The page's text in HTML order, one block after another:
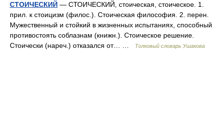
СТОИЧЕСКИЙ — СТОИЧЕСКИЙ, стоическая, стоическое. 1.
прил. к стоицизм (филос.). Стоическая философия. 2. перен.
Мужественный и стойкий в жизненных испытаниях, способный
противостоять соблазнам (книжн.). Стоическое решение.
Стоически (нареч.) отказался от… …
Толковый словарь Ушакова